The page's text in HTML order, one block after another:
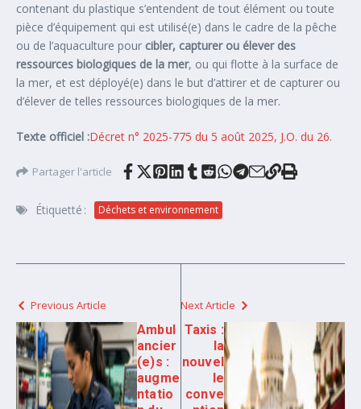
contenant du plastique s’entendent de tout élément ou toute
pièce d’équipement qui est utilisé(e) dans le cadre de la pêche
ou de l’aquaculture pour cibler, capturer ou élever des
ressources biologiques de la mer, ou qui flotte à la surface de
la mer, et est déployé(e) dans le but d’attirer et de capturer ou
d’élever de telles ressources biologiques de la mer.
Texte officiel :Décret n° 2025-775 du 5 août 2025, J.O. du 26.
Partager l'article
Étiquetté : Déchets et environnement
Previous Article
Ambul
ancier
(e)s :
augme
ntatio
Next Article
Taxis :
la
nouvel
le
conve